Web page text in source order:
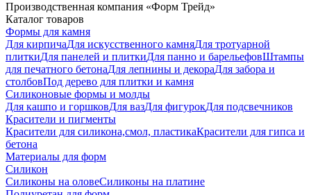
Производственная компания «Форм Трейд»
Каталог товаров
Формы для камня
Для кирпичаДля искусственного камняДля тротуарной
плиткиДля панелей и плиткиДля панно и барельефовШтампы
для печатного бетонаДля лепнины и декораДля забора и
столбовПод дерево для плитки и камня
Силиконовые формы и молды
Для кашпо и горшковДля вазДля фигурокДля подсвечников
Красители и пигменты
Красители для силикона,смол, пластикаКрасители для гипса и
бетона
Материалы для форм
Силикон
Силиконы на оловеСиликоны на платине